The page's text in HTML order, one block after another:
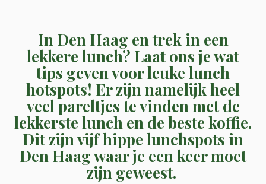
In Den Haag en trek in een
lekkere lunch? Laat ons je wat
tips geven voor leuke lunch
hotspots! Er zijn namelijk heel
veel pareltjes te vinden met de
lekkerste lunch en de beste koffie.
Dit zijn vijf hippe lunchspots in
Den Haag waar je een keer moet
zijn geweest.